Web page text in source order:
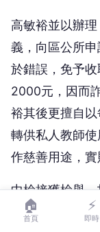
高敏裕並以辦
義，向區公所
於錯誤，免予
2000元，因而
裕其後更擅自
轉供私人教師
作慈善用途，實
中檢接獲檢舉
支援中心檢察
🏠
首頁
⚡
即時